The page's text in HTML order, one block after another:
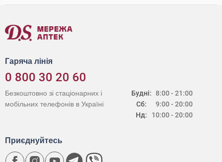
Гаряча лінія
0 800 30 20 60
Будні:
Сб:
Нд:
8:00 - 21:00
9:00 - 20:00
10:00 - 20:00
Безкоштовно зі стаціонарних і
мобільних телефонів в Україні
Приєднуйтесь